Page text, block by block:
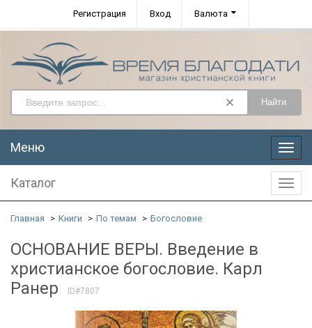
Регистрация Вход Валюта
Найти
Меню
Меню
Каталог
Главная Книги По темам Богословие
ОСНОВАНИЕ ВЕРЫ. Введение в
христианское богословие. Карл
Ранер
ID#7807